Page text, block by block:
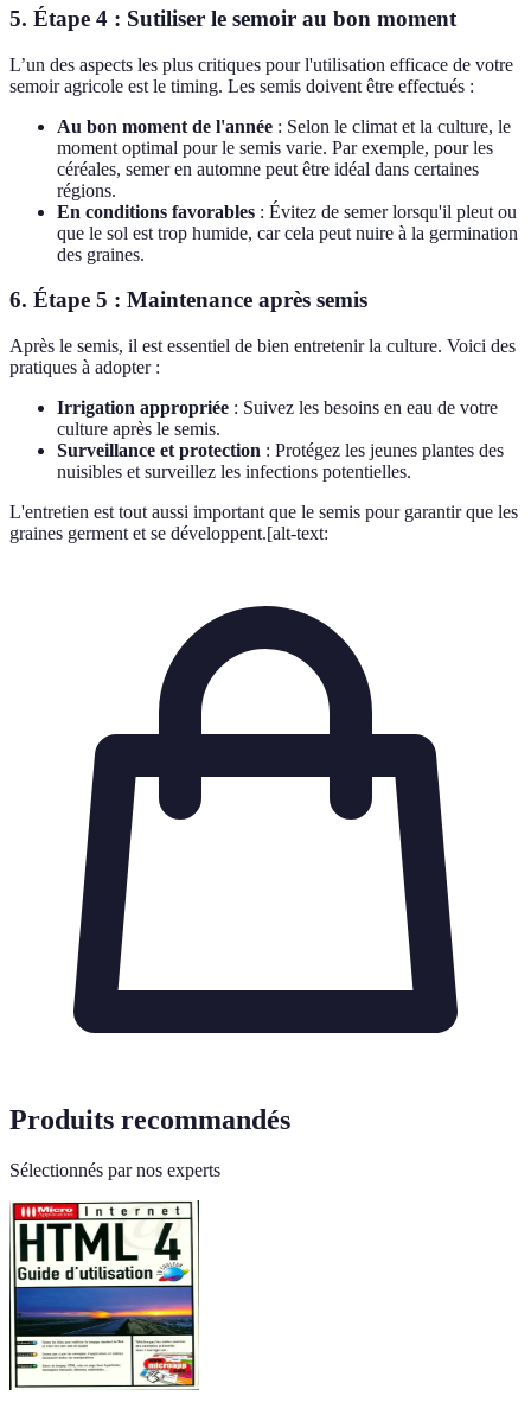
5. Étape 4 : Sutiliser le semoir au bon moment
L’un des aspects les plus critiques pour l'utilisation efficace de votre
semoir agricole est le timing. Les semis doivent être effectués :
Au bon moment de l'année : Selon le climat et la culture, le
moment optimal pour le semis varie. Par exemple, pour les
céréales, semer en automne peut être idéal dans certaines
régions.
En conditions favorables : Évitez de semer lorsqu'il pleut ou
que le sol est trop humide, car cela peut nuire à la germination
des graines.
6. Étape 5 : Maintenance après semis
Après le semis, il est essentiel de bien entretenir la culture. Voici des
pratiques à adopter :
Irrigation appropriée : Suivez les besoins en eau de votre
culture après le semis.
Surveillance et protection : Protégez les jeunes plantes des
nuisibles et surveillez les infections potentielles.
L'entretien est tout aussi important que le semis pour garantir que les
graines germent et se développent.[alt-text:
Produits recommandés
Sélectionnés par nos experts